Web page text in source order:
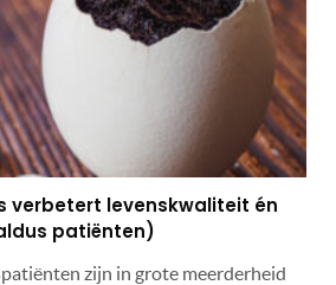
verbetert levenskwaliteit én
patiënten)
zijn in grote meerderheid